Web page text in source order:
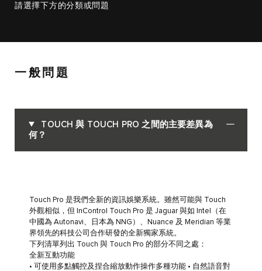
請選擇下方的分類或問題
一般問題
TOUCH 與 TOUCH PRO 之間的主要差異為
何？
Touch Pro 是我們全新的資訊娛樂系統。雖然可能與 Touch
外觀相似，但 InControl Touch Pro 是 Jaguar 與如 Intel（在
中國為 Autonavi、日本為 NNG）、Nuance 及 Meridian 等業
界領先的科技公司合作研發的全新獨家系統。
下列清單列出 Touch 與 Touch Pro 的部分不同之處：
全新互動功能
• 可使用多點觸控及捏合縮放動作操作多種功能 • 自然語音對